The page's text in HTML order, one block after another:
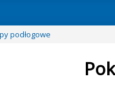
podłogowe